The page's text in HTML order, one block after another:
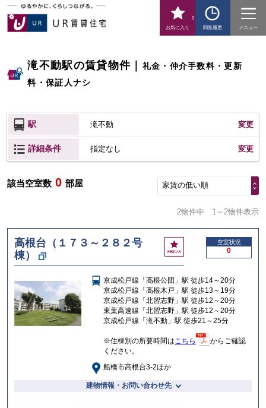
お気に入り
0
閲覧履歴
メニュー
滝不動駅の賃貸物件
礼金・仲介手数料・更新
料・保証人ナシ
駅 滝不動 変更
詳細条件 指定なし 変更
該当空室数 0 部屋 家賃の低い順
2物件中 1～2物件表示
高根台（１７３～２８２号
棟）
お
気
に
入
り
空室状況
0
京成松戸線「高根公団」駅 徒歩14～20分
京成松戸線「高根木戸」駅 徒歩13～19分
京成松戸線「北習志野」駅 徒歩12～20分
東葉高速線「北習志野」駅 徒歩12～20分
京成松戸線「滝不動」駅 徒歩21～25分
※住棟別の所要時間は こちら
からご確認
ください。
船橋市高根台3-2ほか
建物情報・お問い合わせ先